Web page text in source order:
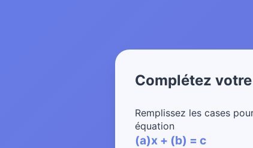
Complétez
Remplissez les cases
équation
(a)x + (b) = c